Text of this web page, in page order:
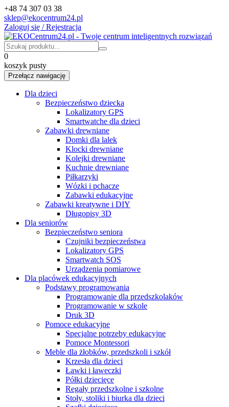
+48 74 307 03 38
sklep@ekocentrum24.pl
Zaloguj się / Rejestracja
0
koszyk pusty
Przełącz nawigację
Dla dzieci
Bezpieczeństwo dziecka
Lokalizatory GPS
Smartwatche dla dzieci
Zabawki drewniane
Domki dla lalek
Klocki drewniane
Kolejki drewniane
Kuchnie drewniane
Piłkarzyki
Wózki i pchacze
Zabawki edukacyjne
Zabawki kreatywne i DIY
Długopisy 3D
Dla seniorów
Bezpieczeństwo seniora
Czujniki bezpieczeństwa
Lokalizatory GPS
Smartwatch SOS
Urządzenia pomiarowe
Dla placówek edukacyjnych
Podstawy programowania
Programowanie dla przedszkolaków
Programowanie w szkole
Druk 3D
Pomoce edukacyjne
Specjalne potrzeby edukacyjne
Pomoce Montessori
Meble dla żłobków, przedszkoli i szkół
Krzesła dla dzieci
Ławki i ławeczki
Półki dziecięce
Regały przedszkolne i szkolne
Stoły, stoliki i biurka dla dzieci